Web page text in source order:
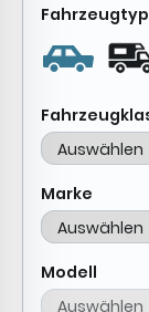
Fahrzeugtyp
Marke
Modell